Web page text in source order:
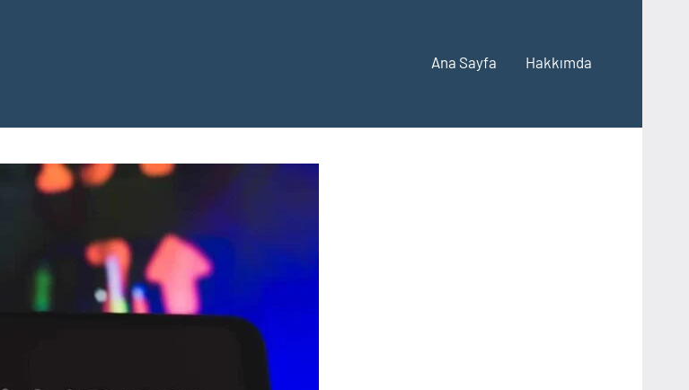
Ana Sayfa Hakkımda